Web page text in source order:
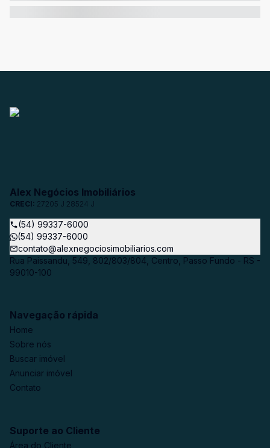
Alex Negócios Imobiliários
CRECI: 27205 J 28524 J
(54) 99337-6000
(54) 99337-6000
contato@alexnegociosimobiliarios.com
Rua Paissandu, 549, 802/803/804, Centro, Passo Fundo - RS -
99010-100
Navegação rápida
Home
Sobre nós
Buscar imóvel
Anunciar imóvel
Contato
Suporte ao Cliente
Área do Cliente